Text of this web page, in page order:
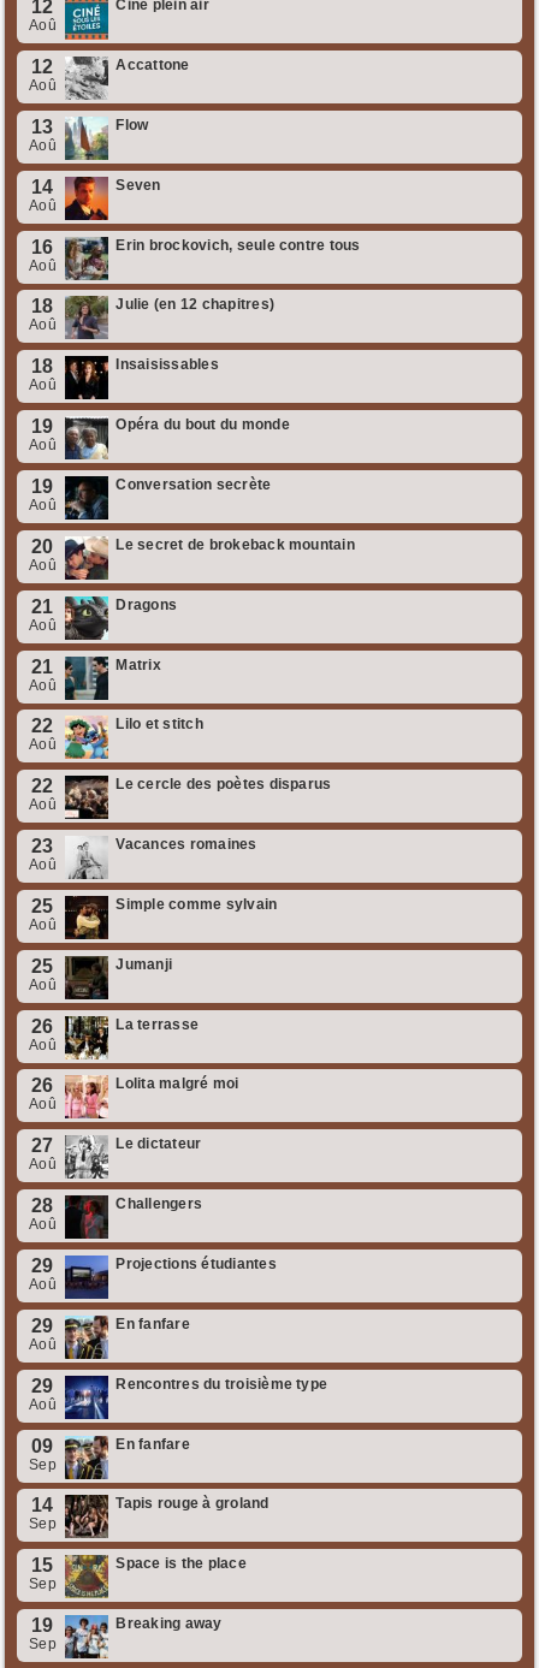
12
Aoû
Ciné plein air
12
Aoû
Accattone
13
Aoû
Flow
14
Aoû
Seven
16
Aoû
Erin brockovich, seule contre tous
18
Aoû
Julie (en 12 chapitres)
18
Aoû
Insaisissables
19
Aoû
Opéra du bout du monde
19
Aoû
Conversation secrète
20
Aoû
Le secret de brokeback mountain
21
Aoû
Dragons
21
Aoû
Matrix
22
Aoû
Lilo et stitch
22
Aoû
Le cercle des poètes disparus
23
Aoû
Vacances romaines
25
Aoû
Simple comme sylvain
25
Aoû
Jumanji
26
Aoû
La terrasse
26
Aoû
Lolita malgré moi
27
Aoû
Le dictateur
28
Aoû
Challengers
29
Aoû
Projections étudiantes
29
Aoû
En fanfare
29
Aoû
Rencontres du troisième type
09
Sep
En fanfare
14
Sep
Tapis rouge à groland
15
Sep
Space is the place
19
Sep
Breaking away